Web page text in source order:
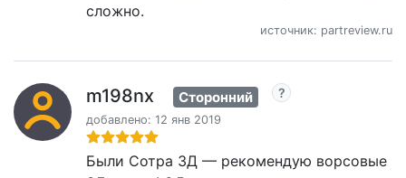
сложно.
источник: partreview.ru
m198nx Сторонний
добавлено: 12 янв 2019
Были Сотра 3Д — рекомендую ворсовые